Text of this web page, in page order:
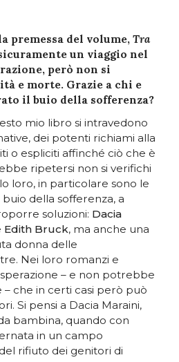
premessa del volume,Tra
un viaggio nel
però non si
e morte. Grazie a chi e
il buio della sofferenza?
mio libro si intravedono
dei potenti richiami alla
o espliciti affinché ciò che è
ripetersi non si verifichi
loro, in particolare sono le
della sofferenza, a
soluzioni: Dacia
Edith Bruck, ma anche una
donna delle
Nei loro romanzi e
– e non potrebbe
– che in certi casi però può
Si pensi a Dacia Maraini,
bambina, quando con
in un campo
rifiuto dei genitori di